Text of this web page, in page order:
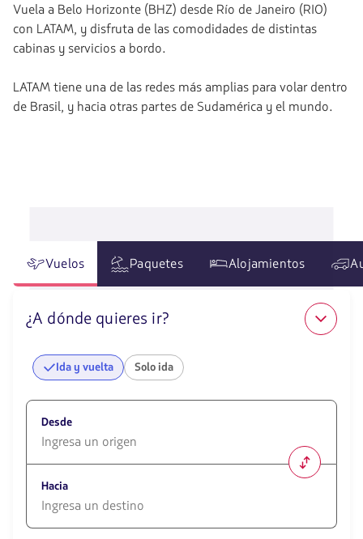
Vuela a Belo Horizonte (BHZ) desde Río de Janeiro (RIO)
con LATAM, y disfruta de las comodidades de distintas
cabinas y servicios a bordo.
LATAM tiene una de las redes más amplias para volar dentro
de Brasil, y hacia otras partes de Sudamérica y el mundo.
Vuelos Paquetes Alojamientos
¿A dónde quieres ir?
Ida y vuelta Solo ida
Desde
opciones
disponibles.
Usa
las
Hacia